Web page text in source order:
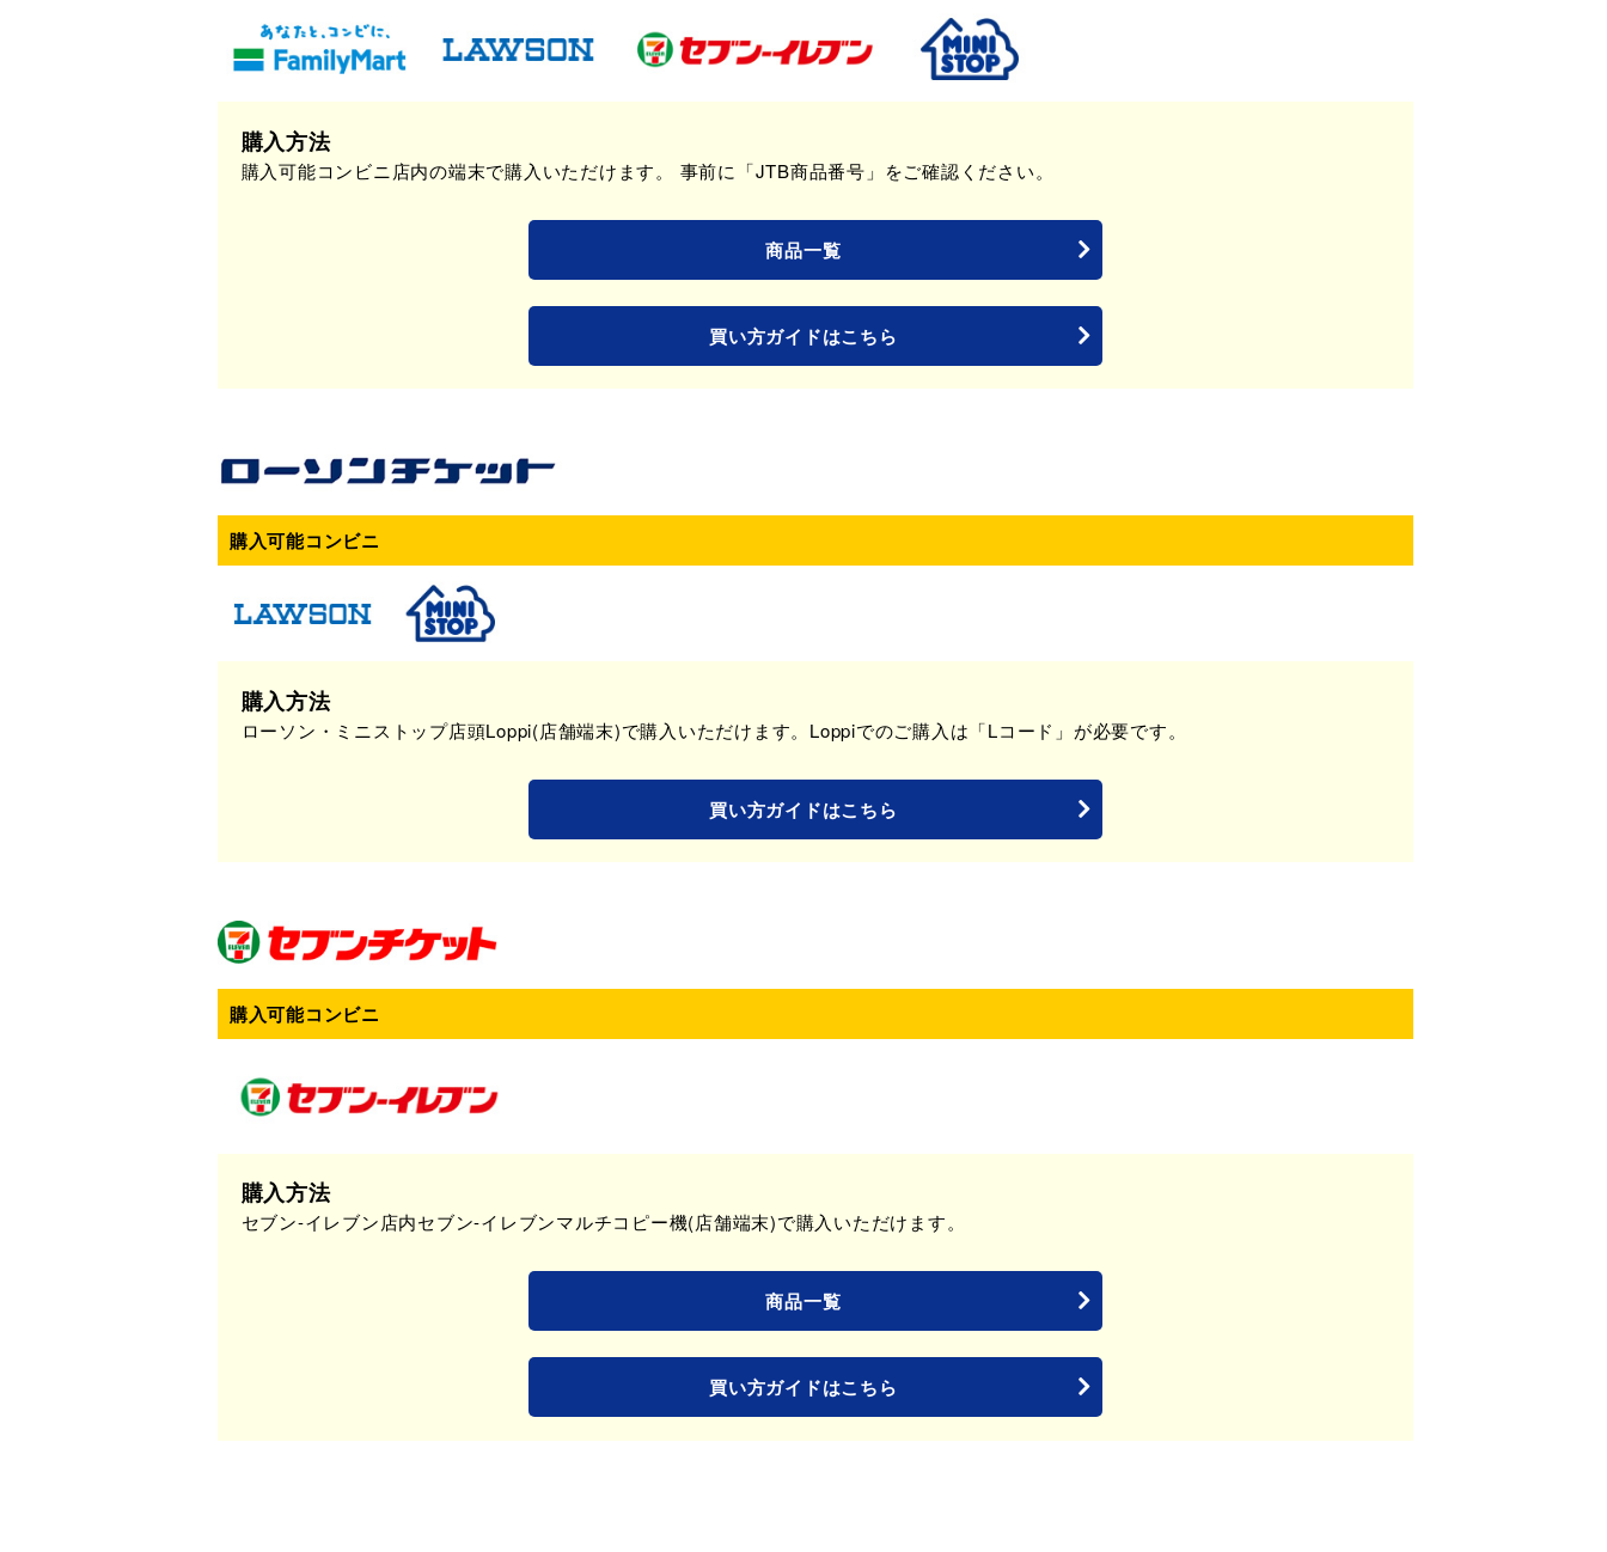
購入方法
購入可能コンビニ店内の端末で購入いただけます。 事前に「JTB商品番号」をご確認ください。
商品一覧
買い方ガイドはこちら
購入可能コンビニ
購入方法
ローソン・ミニストップ店頭Loppi(店舗端末)で購入いただけます。Loppiでのご購入は「Lコード」が必要です。
買い方ガイドはこちら
購入可能コンビニ
購入方法
セブン-イレブン店内セブン-イレブンマルチコピー機(店舗端末)で購入いただけます。
商品一覧
買い方ガイドはこちら